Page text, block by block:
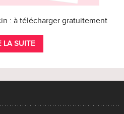
: à télécharger gratuitement
LA SUITE